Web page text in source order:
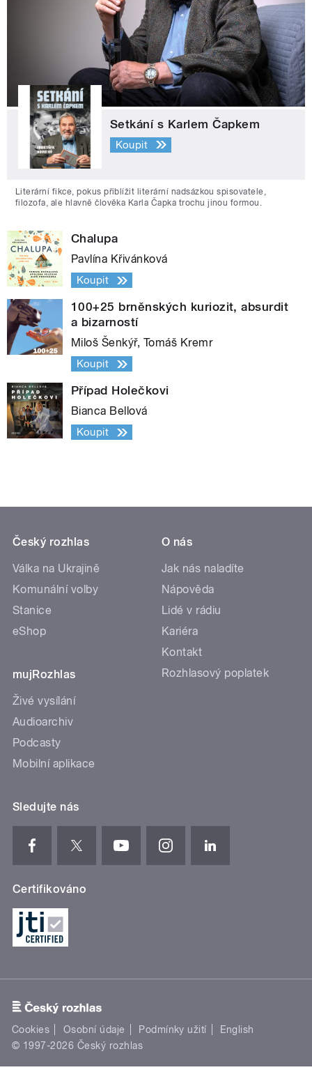
Setkání s Karlem Čapkem
Koupit
Literární fikce, pokus přiblížit literární nadsázkou spisovatele,
filozofa, ale hlavně člověka Karla Čapka trochu jinou formou.
Chalupa
Pavlína Křivánková
Koupit
100+25 brněnských kuriozit, absurdit
a bizarností
Miloš Šenkýř, Tomáš Kremr
Koupit
Případ Holečkovi
Bianca Bellová
Koupit
Český rozhlas
Válka na Ukrajině
Komunální volby
Stanice
eShop
mujRozhlas
Živé vysílání
Audioarchiv
Podcasty
Mobilní aplikace
O nás
Jak nás naladíte
Nápověda
Lidé v rádiu
Kariéra
Kontakt
Rozhlasový poplatek
Sledujte nás
Certifikováno
Cookies Osobní údaje Podmínky užití
English
© 1997-2026 Český rozhlas